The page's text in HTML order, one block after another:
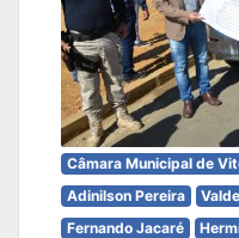
Câmara Municipal de
Adinilson Pereira
Fernando Jacaré